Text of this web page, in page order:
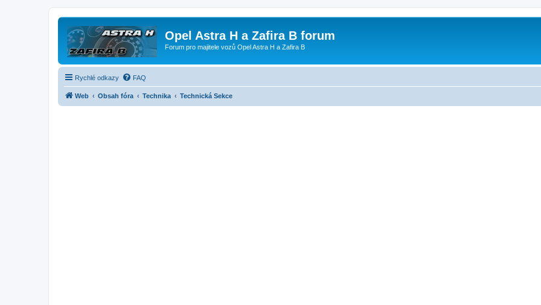
Opel Astra H a Zafira B forum
Forum pro majitele vozů Opel Astra H a Zafira B
Rychlé odkazy FAQ
Web Obsah fóra Technika Technická Sekce